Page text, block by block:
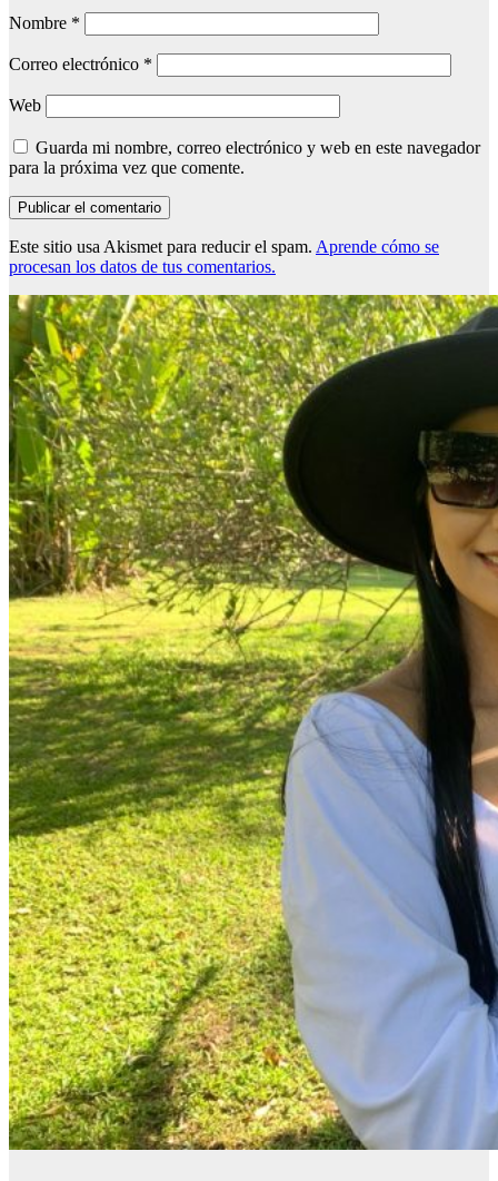
Nombre *
Correo electrónico *
Web
Guarda mi nombre, correo electrónico y web en este navegador
para la próxima vez que comente.
Este sitio usa Akismet para reducir el spam. Aprende cómo se
procesan los datos de tus comentarios.